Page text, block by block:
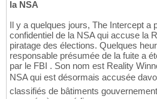
la NSA
Il y a quelques jours, The Intercept a
confidentiel de la NSA qui accuse la
piratage des élections. Quelques
responsable présumée de la fuite a
par le FBI . Son nom est Reality
NSA qui est désormais accusée
classifiés de bâtiments